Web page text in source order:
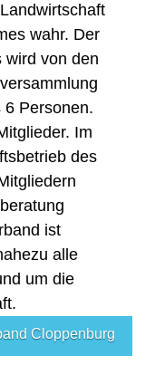
wahr. Der
wird von den
Personen.
Im
des
ist
alle
um die
Cloppenburg